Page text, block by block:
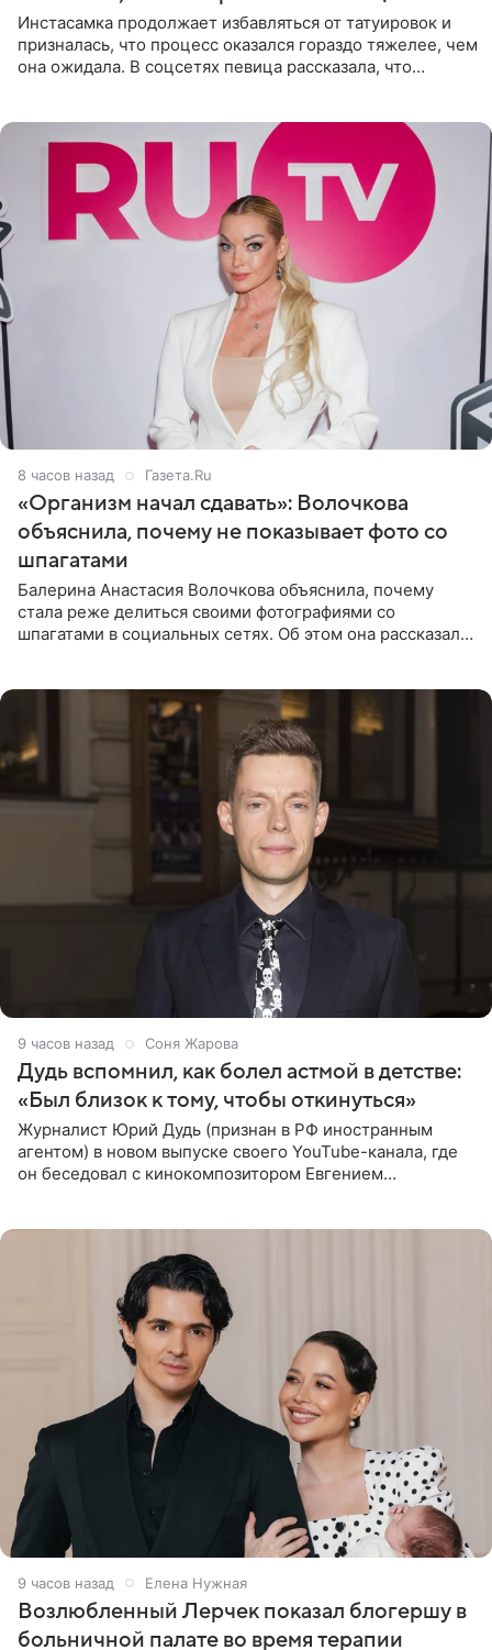
Инстасамка продолжает избавляться от татуировок и
призналась, что процесс оказался гораздо тяжелее, чем
она ожидала. В соцсетях певица рассказала, что
8 часов назад Газета.Ru
«Организм начал сдавать»: Волочкова
объяснила, почему не показывает фото со
шпагатами
Балерина Анастасия Волочкова объяснила, почему
стала реже делиться своими фотографиями со
шпагатами в социальных сетях. Об этом она рассказала
9 часов назад Соня Жарова
Дудь вспомнил, как болел астмой в детстве:
«Был близок к тому, чтобы откинуться»
Журналист Юрий Дудь (признан в РФ иностранным
агентом) в новом выпуске своего YouTube-канала, где
он беседовал с кинокомпозитором Евгением
9 часов назад Елена Нужная
Возлюбленный Лерчек показал блогершу в
больничной палате во время терапии